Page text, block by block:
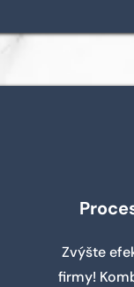
Zvýšte
firmy!